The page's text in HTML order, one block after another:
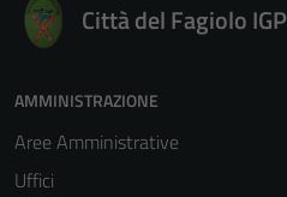
Città del Fagiolo IGP
AMMINISTRAZIONE
Aree Amministrative
Uffici